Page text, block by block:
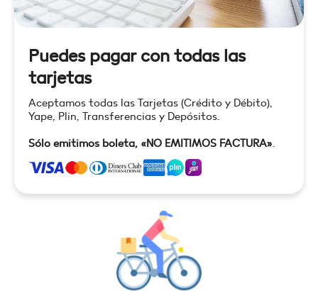
Puedes pagar con todas las
tarjetas
Aceptamos todas las Tarjetas (Crédito y Débito),
Yape, Plin, Transferencias y Depósitos.
Sólo emitimos boleta, «NO EMITIMOS FACTURA».